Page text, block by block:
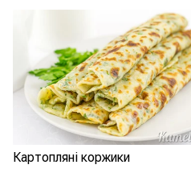
Картопляні коржики